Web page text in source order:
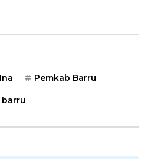
Pemkab Barru